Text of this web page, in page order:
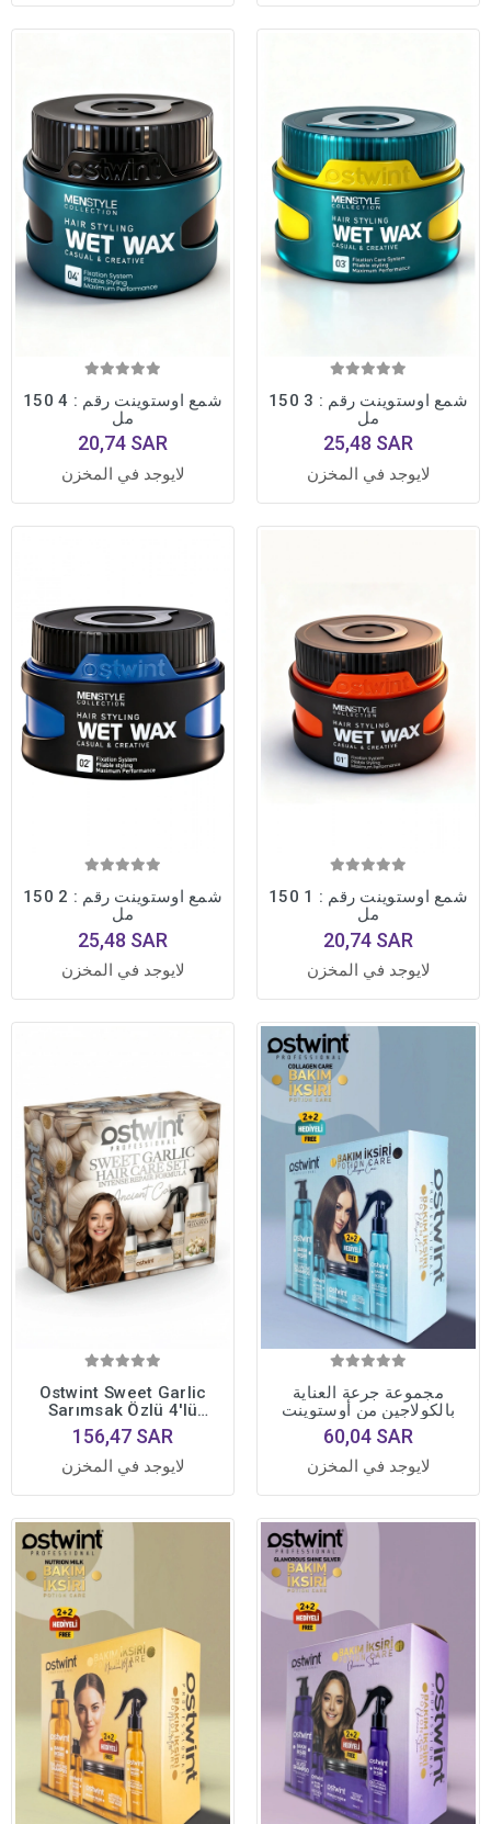
شمع اوستوينت رقم : 4 150
مل
20,74 SAR
لايوجد في المخزن
شمع اوستوينت رقم : 3 150
مل
25,48 SAR
لايوجد في المخزن
شمع اوستوينت رقم : 2 150
مل
25,48 SAR
لايوجد في المخزن
شمع اوستوينت رقم : 1 150
مل
20,74 SAR
لايوجد في المخزن
Ostwint Sweet Garlic
Sarımsak Özlü 4'lü
Profesyonel Saç Bakım
Seti • Yoğun Onarıcı
Bakım Formülü
156,47 SAR
لايوجد في المخزن
مجموعة جرعة العناية
بالكولاجين من أوستوينت
60,04 SAR
لايوجد في المخزن